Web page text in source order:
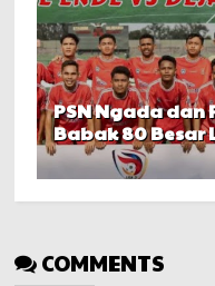
PSN Ngada dan
Babak 80 Besar
COMMENTS